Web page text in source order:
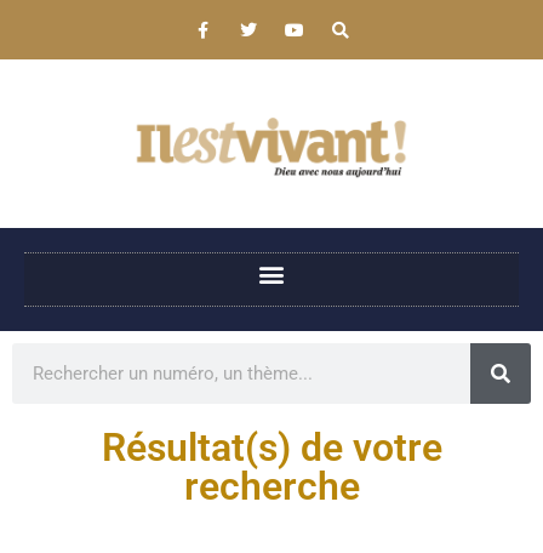
Résultat(s) de votre
recherche